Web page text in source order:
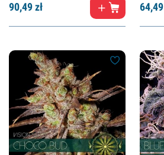
90,49zł 64,49